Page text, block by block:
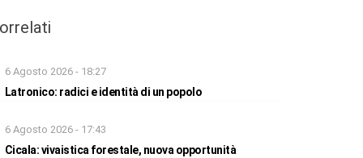
6 Agosto 2026 - 18:27
Latronico: radici e identità di un popolo
6 Agosto 2026 - 17:43
Cicala: vivaistica forestale, nuova opportunità